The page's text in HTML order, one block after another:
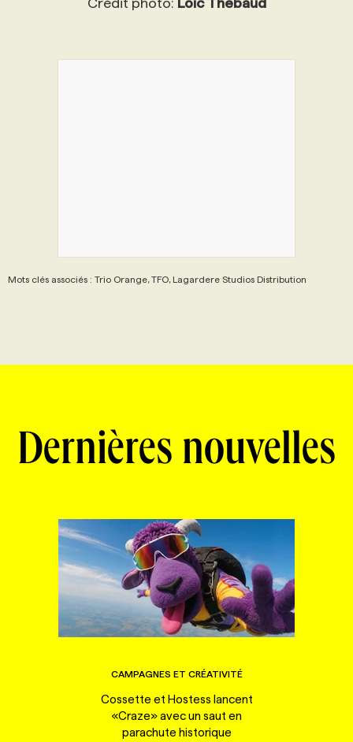
Mots clés associés : Trio Orange, TFO, Lagardere Studios Distribution
Dernières nouvelles
CAMPAGNES ET CRÉATIVITÉ
Cossette et Hostess lancent
«Craze» avec un saut en
parachute historique